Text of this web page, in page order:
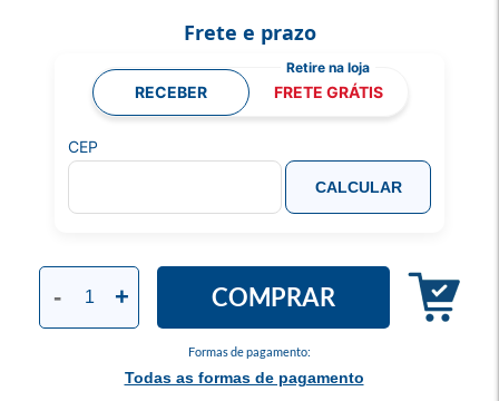
Formas de pagamento:
Todas as formas de pagamento
- + COMPRAR
Frete e prazo
RECEBER FRETE GRÁTIS
CEP
CALCULAR